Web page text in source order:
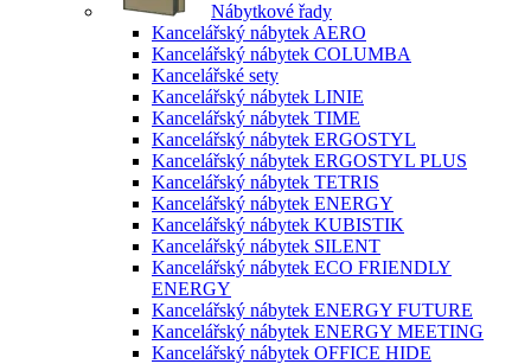
Nábytkové řady
Kancelářský nábytek AERO
Kancelářský nábytek COLUMBA
Kancelářské sety
Kancelářský nábytek LINIE
Kancelářský nábytek TIME
Kancelářský nábytek ERGOSTYL
Kancelářský nábytek ERGOSTYL PLUS
Kancelářský nábytek TETRIS
Kancelářský nábytek ENERGY
Kancelářský nábytek KUBISTIK
Kancelářský nábytek SILENT
Kancelářský nábytek ECO FRIENDLY
ENERGY
Kancelářský nábytek ENERGY FUTURE
Kancelářský nábytek ENERGY MEETING
Kancelářský nábytek OFFICE HIDE